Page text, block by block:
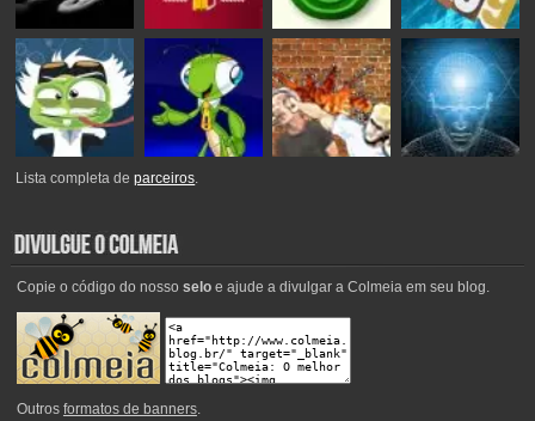
Lista completa deparceiros.
Copie o código do nosso seloe ajude a divulgar a Colmeia em seu blog.
Outros formatos de banners.